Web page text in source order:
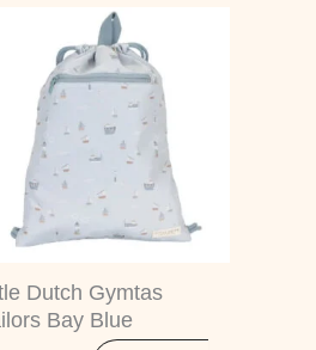
Dutch Gymtas
Bay Blue
Oorspronkelijke
prijs
was:
€10,99.
Huidige
prijs
is:
€8,68.